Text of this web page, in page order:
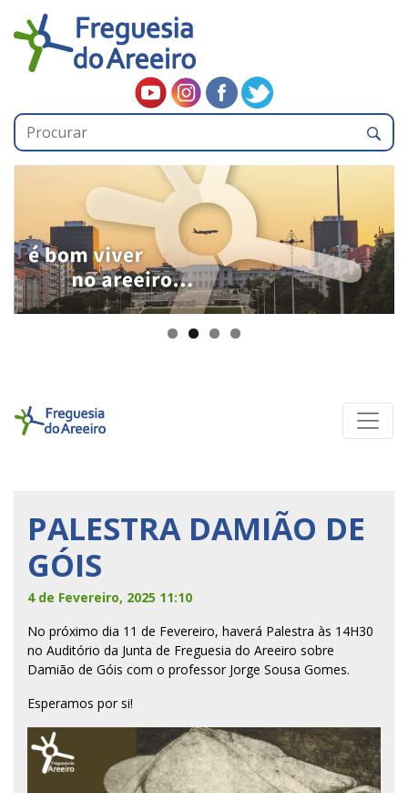
PALESTRA DAMIÃO DE
GÓIS
4 de Fevereiro, 2025 11:10
No próximo dia 11 de Fevereiro, haverá Palestra às 14H30
no Auditório da Junta de Freguesia do Areeiro sobre
Damião de Góis com o professor Jorge Sousa Gomes.
Esperamos por si!